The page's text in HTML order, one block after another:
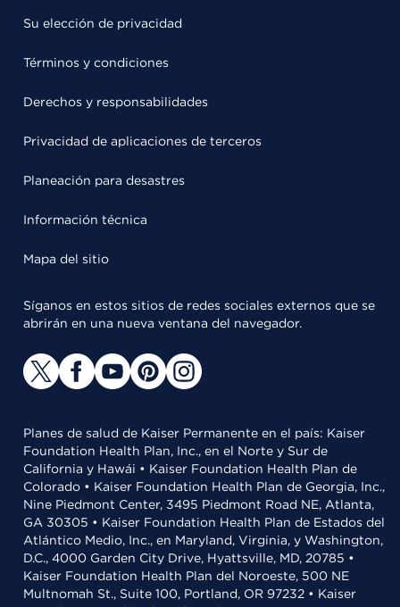
Su elección de privacidad
Términos y condiciones
Derechos y responsabilidades
Privacidad de aplicaciones de terceros
Planeación para desastres
Información técnica
Mapa del sitio
Síganos en estos sitios de redes sociales externos que se
abrirán en una nueva ventana del navegador.
Planes de salud de Kaiser Permanente en el país: Kaiser
Foundation Health Plan, Inc., en el Norte y Sur de
California y Hawái • Kaiser Foundation Health Plan de
Colorado • Kaiser Foundation Health Plan de Georgia, Inc.,
Nine Piedmont Center, 3495 Piedmont Road NE, Atlanta,
GA 30305 • Kaiser Foundation Health Plan de Estados del
Atlántico Medio, Inc., en Maryland, Virginia, y Washington,
D.C., 4000 Garden City Drive, Hyattsville, MD, 20785 •
Kaiser Foundation Health Plan del Noroeste, 500 NE
Multnomah St., Suite 100, Portland, OR 97232 • Kaiser